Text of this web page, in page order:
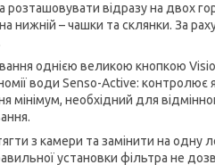
відразу на двох
нижній – чашки та склянки. За
однією великою кнопкою
води Senso-Active:
мінімум, необхідний для
з камери та замінити на одну
установки фільтра не